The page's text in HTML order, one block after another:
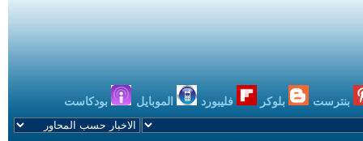
بنترست بلوكر فليبورد الموبايل بودكاست